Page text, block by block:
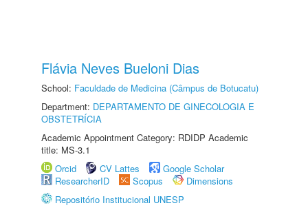
Flávia Neves Bueloni Dias
School: Faculdade de Medicina (Câmpus de Botucatu)
Department: DEPARTAMENTO DE GINECOLOGIA E
OBSTETRÍCIA
Academic Appointment Category: RDIDP Academic
title: MS-3.1
Orcid
CV Lattes
Google Scholar
ResearcherID
Scopus
Dimensions
Repositório Institucional UNESP